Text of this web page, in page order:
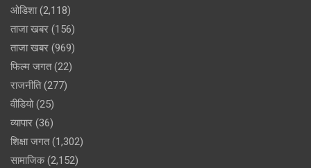
ओडिशा(2,118)
ताजा खबर (156)
ताजा खबर (969)
फिल्म जगत(22)
राजनीति(277)
वीडियो(25)
व्यापार (36)
शिक्षा जगत(1,302)
सामाजिक(2,152)